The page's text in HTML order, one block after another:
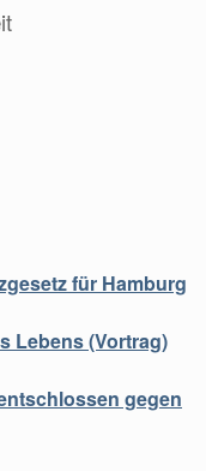
für Hamburg
Lebens (Vortrag)
gegen